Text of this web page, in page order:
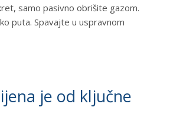
samo pasivno obrišite gazom.
puta. Spavajte u uspravnom
je od ključne